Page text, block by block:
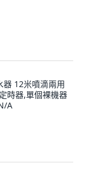
器 12米噴滴兩用
時器,單個裸機器
A